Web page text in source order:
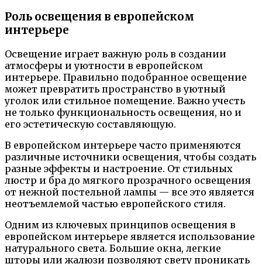
Роль освещения в европейском
интерьере
Освещение играет важную роль в создании
атмосферы и уютности в европейском
интерьере. Правильно подобранное освещение
может превратить пространство в уютный
уголок или стильное помещение. Важно учесть
не только функциональность освещения, но и
его эстетическую составляющую.
В европейском интерьере часто применяются
различные источники освещения, чтобы создать
разные эффекты и настроение. От стильных
люстр и бра до мягкого прозрачного освещения
от нежной постельной лампы — все это является
неотъемлемой частью европейского стиля.
Одним из ключевых принципов освещения в
европейском интерьере является использование
натурального света. Большие окна, легкие
шторы или жалюзи позволяют свету проникать